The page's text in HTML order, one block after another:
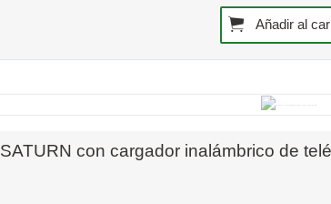
Añadir al
SATURN con cargador inalámbrico de